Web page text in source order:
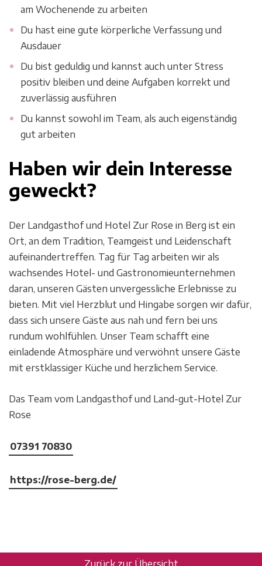
am Wochenende zu arbeiten
Du hast eine gute körperliche Verfassung und
Ausdauer
Du bist geduldig und kannst auch unter Stress
positiv bleiben und deine Aufgaben korrekt und
zuverlässig ausführen
Du kannst sowohl im Team, als auch eigenständig
gut arbeiten
Haben wir dein Interesse
geweckt?
Der Landgasthof und Hotel Zur Rose in Berg ist ein
Ort, an dem Tradition, Teamgeist und Leidenschaft
aufeinandertreffen. Tag für Tag arbeiten wir als
wachsendes Hotel- und Gastronomieunternehmen
daran, unseren Gästen unvergessliche Erlebnisse zu
bieten. Mit viel Herzblut und Hingabe sorgen wir dafür,
dass sich unsere Gäste aus nah und fern bei uns
rundum wohlfühlen. Unser Team schafft eine
einladende Atmosphäre und verwöhnt unsere Gäste
mit erstklassiger Küche und herzlichem Service.
Das Team vom Landgasthof und Land-gut-Hotel Zur
Rose
07391 70830
https://rose-berg.de/
Zurück zur Übersicht